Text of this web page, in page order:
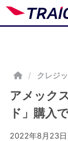
/ クレジ
アメック
ド」購入
2022年8月23日